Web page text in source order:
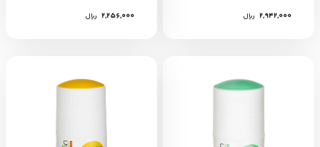
2,942,000 ﷼ 2,256,000 ﷼